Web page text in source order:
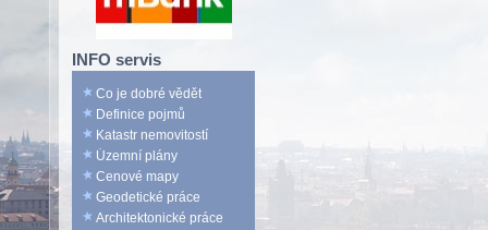
INFO servis
Co je dobré vědět
Definice pojmů
Katastr nemovitostí
Územní plány
Cenové mapy
Geodetické práce
Architektonické práce